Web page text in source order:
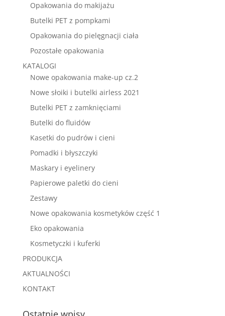
Opakowania do makijażu
Butelki PET z pompkami
Opakowania do pielęgnacji ciała
Pozostałe opakowania
KATALOGI
Nowe opakowania make-up cz.2
Nowe słoiki i butelki airless 2021
Butelki PET z zamknięciami
Butelki do fluidów
Kasetki do pudrów i cieni
Pomadki i błyszczyki
Maskary i eyelinery
Papierowe paletki do cieni
Zestawy
Nowe opakowania kosmetyków część 1
Eko opakowania
Kosmetyczki i kuferki
PRODUKCJA
AKTUALNOŚCI
KONTAKT